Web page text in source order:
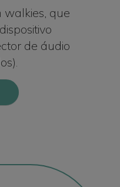
walkies, que
de áudio